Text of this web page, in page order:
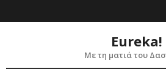
to
Eureka!
Με τη ματιά του